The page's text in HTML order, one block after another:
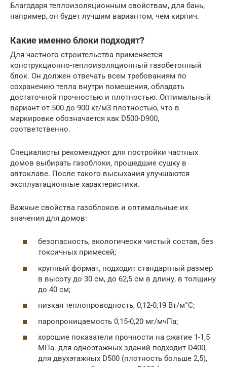
Благодаря теплоизоляционным свойствам, для бань,
например, он будет лучшим вариантом, чем кирпич.
Какие именно блоки подходят?
Для частного строительства применяется
конструкционно-теплоизоляционный газобетонный
блок. Он должен отвечать всем требованиям по
сохранению тепла внутри помещения, обладать
достаточной прочностью и плотностью. Оптимальный
вариант от 500 до 900 кг/м3 плотностью, что в
маркировке обозначается как D500-D900,
соответственно.
Специалисты рекомендуют для постройки частных
домов выбирать газоблоки, прошедшие сушку в
автоклаве. После такого высыхания улучшаются
эксплуатационные характеристики.
Важные свойства газоблоков и оптимальные их
значения для домов:
безопасность, экологически чистый состав, без
токсичных примесей;
крупный формат, подходит стандартный размер
в высоту до 30 см, до 62,5 см в длину, в толщину
до 40 см;
низкая теплопроводность, 0,12-0,19 Вт/м°С;
паропроницаемость 0,15-0,20 мг/мчПа;
хорошие показатели прочности на сжатие 1-1,5
МПа: для одноэтажных зданий подходит D400,
для двухэтажных D500 (плотность больше 2,5),